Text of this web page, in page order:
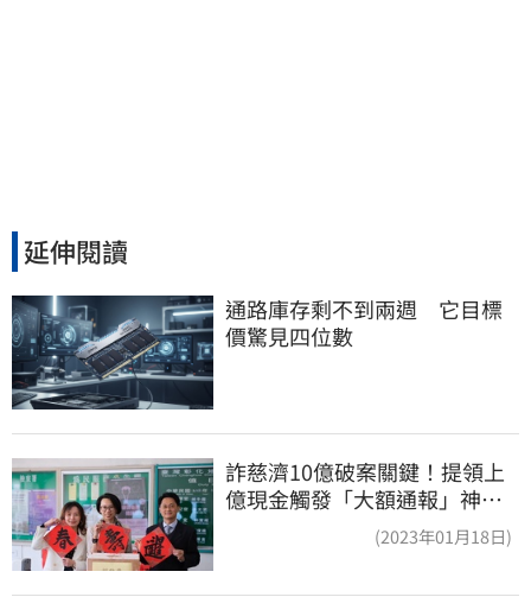
延伸閱讀
通路庫存剩不到兩週　它目標
價驚見四位數
詐慈濟10億破案關鍵！提領上
億現金觸發「大額通報」神鬼
(2023年01月18日)